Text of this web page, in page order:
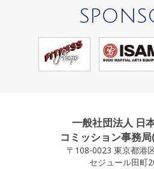
一般社団法人 日
コミッション事務
〒108-0023 東京都港
セジュール田町